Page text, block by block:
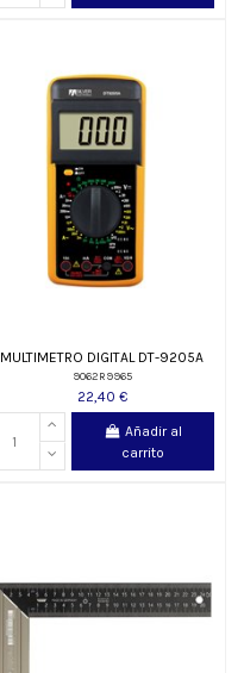
MULTIMETRO DIGITAL DT-9205A
9062R9965
22,40 €
Añadir al
carrito